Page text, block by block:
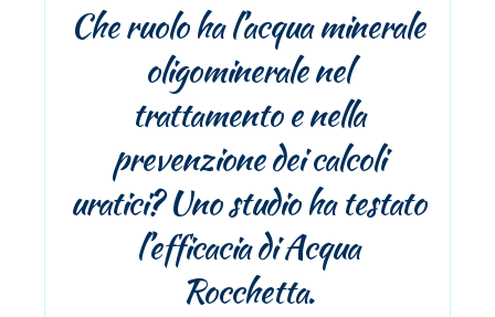
Che ruolo ha l’acqua minerale
oligominerale nel
trattamento e nella
prevenzione dei calcoli
uratici? Uno studio ha testato
l’efficacia di Acqua
Rocchetta.